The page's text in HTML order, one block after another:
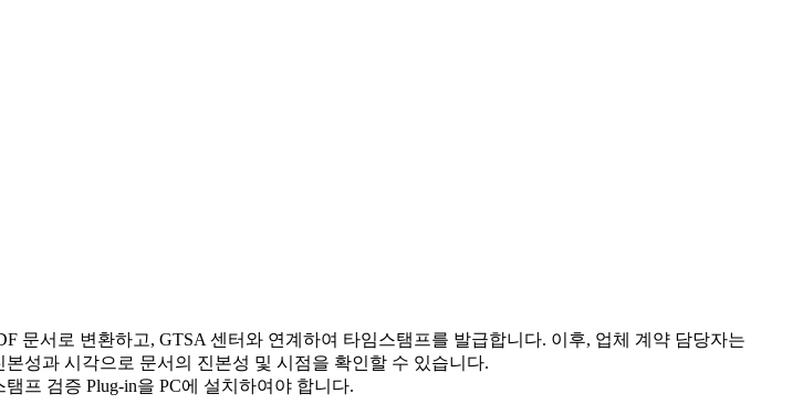
문서로 변환하고, GTSA 센터와 연계하여 타임스탬프를 발급합니다. 이후, 업체 계약 담당자는
성과 시각으로 문서의 진본성 및 시점을 확인할 수 있습니다.
프 검증 Plug-in을 PC에 설치하여야 합니다.